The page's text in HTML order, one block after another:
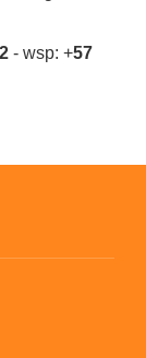
- wsp: +57